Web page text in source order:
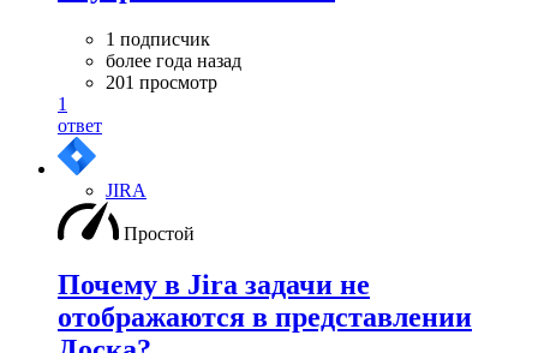
1 подписчик
более года назад
201 просмотр
1
ответ
JIRA
Простой
Почему в Jira задачи не
отображаются в представлении